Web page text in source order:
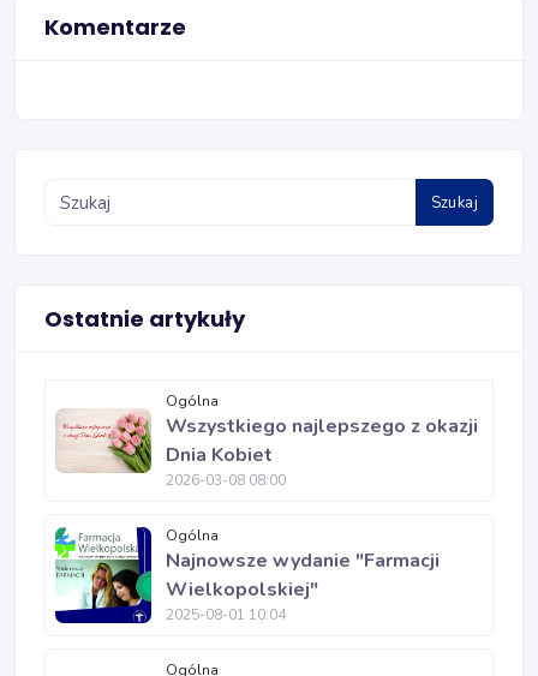
Komentarze
Szukaj
Ostatnie artykuły
Ogólna
Wszystkiego najlepszego z okazji
Dnia Kobiet
2026-03-08 08:00
Ogólna
Najnowsze wydanie "Farmacji
Wielkopolskiej"
2025-08-01 10:04
Ogólna